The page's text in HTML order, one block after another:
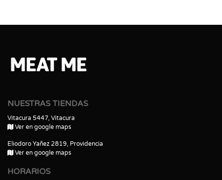
NUESTRAS TIENDAS
Vitacura 5447, Vitacura
Ver en google maps
Eliodoro Yañez 2819, Providencia
Ver en google maps
HORARIOS